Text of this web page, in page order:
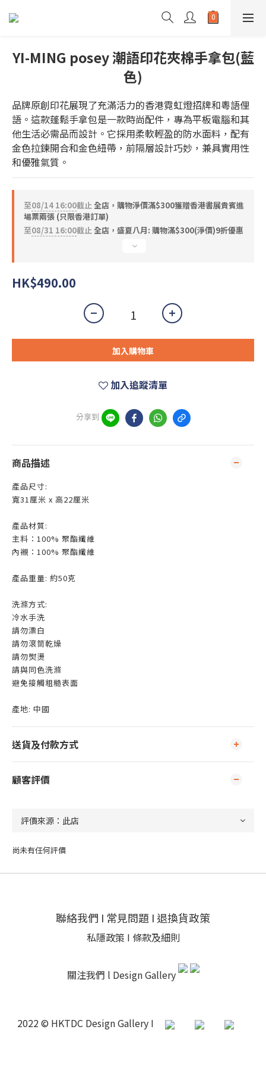
YI-MING posey 潮語印花夾棉手拿包(藍
色)
品牌原創印花展現了充滿活力的香港霓虹燈招牌和粵語俚
語。這款蓬鬆手拿包是一款時尚配件，專為平板電腦和其
他生活必需品而設計。它採用柔軟輕盈的防水面料，配有
金色拉鍊開合和金色紐帶，前隔層設計巧妙，兼具實用性
和優雅氣質。
至08/14 16:00截止全店，購物淨價滿$300獲贈香港書展貴賓進
場票兩張 (只限香港訂單)
至08/31 16:00截止全店，盛夏八月: 購物滿$300(淨價)9折優惠
HK$490.00
加入購物車
加入追蹤清單
分享到
商品描述
產品尺寸:
寬31厘米 x 高22厘米
產品材質:
主料：100% 聚酯纖維
內襯：100% 聚酯纖維
產品重量: 約50克
洗滌方式:
冷水手洗
請勿漂白
請勿滾筒乾燥
請勿熨燙
請與同色洗滌
避免接觸粗糙表面
產地: 中國
送貨及付款方式
顧客評價
尚未有任何評價
聯絡我們 I 常見問題 I 退換貨政策
私隱政策 I 條款及細則
關注我們 l Design Gallery
2022 © HKTDC Design Gallery I